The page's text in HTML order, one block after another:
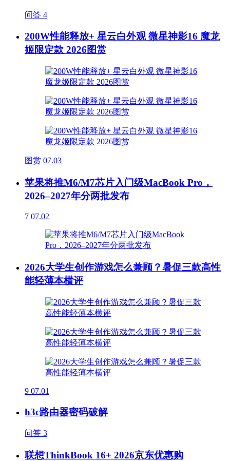
问答 4
200W性能释放+ 星云白外观 微星神影16 魔龙
姬限定款 2026图赏
图赏 07.03
苹果将推M6/M7芯片入门级MacBook Pro，
2026–2027年分两批发布
7 07.02
2026大学生创作游戏怎么兼顾？暑促三款高性
能轻薄本横评
9 07.01
h3c路由器密码破解
问答 3
联想ThinkBook 16+ 2026京东优惠购